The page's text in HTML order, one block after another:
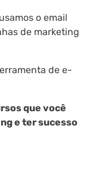
o email
de marketing
de e-
que você
e ter sucesso